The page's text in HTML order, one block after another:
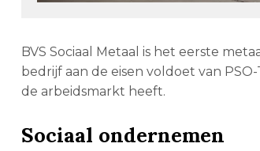
BVS Sociaal Metaal is het eerste
bedrijf aan de eisen voldoet van
de arbeidsmarkt heeft.
Sociaal ondernemen